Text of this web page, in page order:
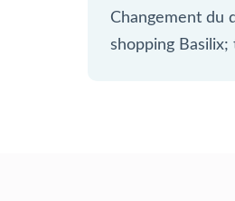
Changement du
shopping